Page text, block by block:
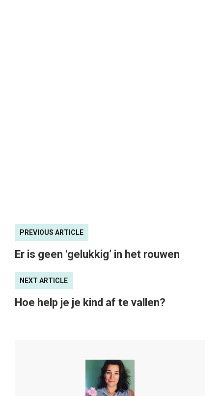
PREVIOUS ARTICLE
Er is geen ‘gelukkig’ in het rouwen
NEXT ARTICLE
Hoe help je je kind af te vallen?